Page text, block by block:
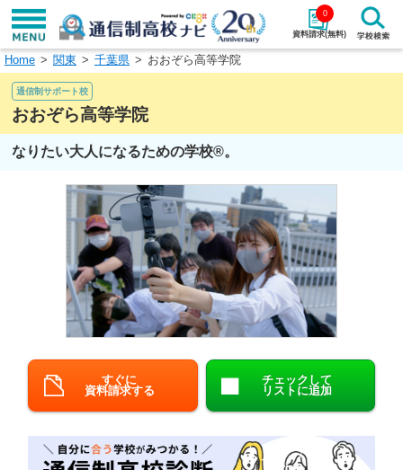
資料請求(無料)
0
学校名で探す
エリアから探す
エリアを選択して探す
北海道・東北
北陸・甲信越
中国
四国 九州・沖縄
Home 関東 千葉県 おおぞら高等学院
通信制サポート校
おおぞら高等学院
なりたい大人になるための学校®。
すぐに
資料請求する
チェックして
リストに追加